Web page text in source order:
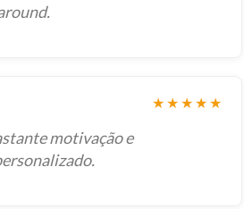
★★★★★
motivação e